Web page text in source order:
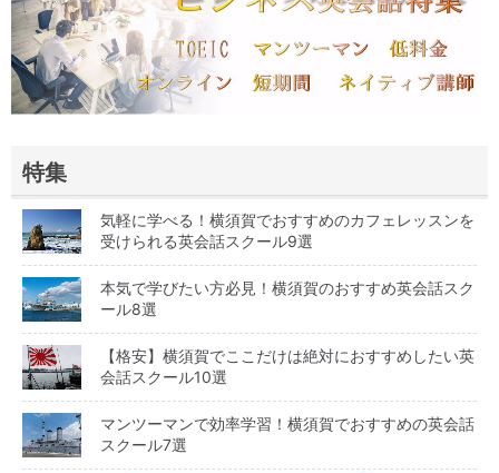
特集
気軽に学べる！横須賀でおすすめのカフェレッスンを
受けられる英会話スクール9選
本気で学びたい方必見！横須賀のおすすめ英会話スク
ール8選
【格安】横須賀でここだけは絶対におすすめしたい英
会話スクール10選
マンツーマンで効率学習！横須賀でおすすめの英会話
スクール7選